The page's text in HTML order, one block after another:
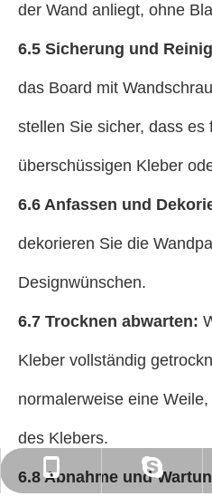
der Wand anliegt, ohne
6.5 Sicherung und
das Board mit
stellen Sie sicher, dass
überschüssigen Kleber
6.6 Anfassen und
dekorieren Sie die
Designwünschen.
6.7 Trocknen abwarten:
Kleber vollständig
normalerweise eine
des Klebers.
6.8 Abnahme und+86-
+86-